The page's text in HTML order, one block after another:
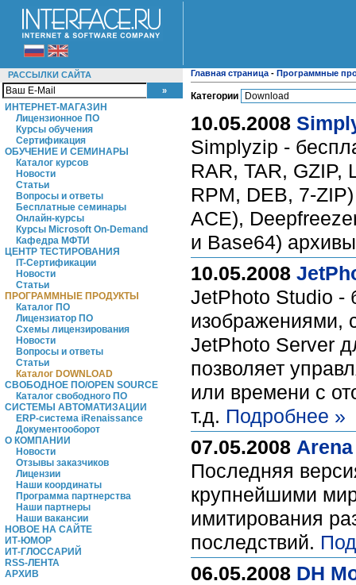
РАССЫЛКИ САЙТА
ИНТЕРНЕТ-МАГАЗИН
Лицензионное ПО
Курсы обучения
Сертификация
ОБУЧЕНИЕ И СЕМИНАРЫ
Каталог курсов
Новости
Статьи
Вопросы и ответы
Бесплатные семинары
Онлайн-курсы
Курсы Microsoft On-Demand
Кафедра МФТИ
ЦЕНТР ТЕСТИРОВАНИЯ
IT-Сертификации
Новости
Статьи
ПРОГРАММНЫЕ ПРОДУКТЫ
Каталог ПО
Лицензиатор ПО
Схемы лицензирования
Новости
Вопросы и ответы
Статьи
Каталог DOWNLOAD
СВОБОДНОЕ ПО/OPEN SOURCE
Каталог свободного ПО
СИСТЕМЫ АВТОМАТИЗАЦИИ
ERP-система iRenaissance
Документооборот
О КОМПАНИИ
Новости
Отзывы заказчиков
Лицензии
Наши координаты
Программа партнерства
Наши партнеры
Наши вакансии
НОВОЕ НА САЙТЕ
ИТ-ЮМОР
ИТ-ГЛОССАРИЙ
RSS-ЛЕНТА
АРХИВ
Главная страница - Программные
Категории
10.05.2008
Simplyzip -
RAR, TAR, GZIP,
RPM, DEB, 7-
ACE),
и Base64)
10.05.2008
JetPhoto Studio -
изображениями,
JetPhoto Server
позволяет
или времени с
т.д. Подробнее »
07.05.2008
Последняя
крупнейшими
имитирования
последствий.
06.05.2008 DH